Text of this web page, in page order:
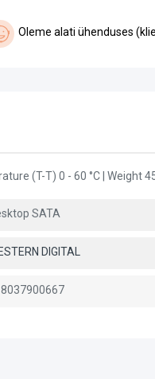
Oleme alati ühenduses
(T-T) 0 - 60 °C | Weight
SATA
DIGITAL